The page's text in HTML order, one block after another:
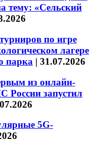
тему: «Сельский
по игре
лагере
парка | 31.07.2026
из онлайн-
России запустил
5G-